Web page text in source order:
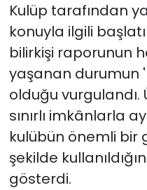
Kulüp tarafından
konuyla ilgili
bilirkişi raporunun
yaşanan durumun
olduğu vurgulandı.
sınırlı imkânlarla
kulübün önemli bir
şekilde
gösterdi.